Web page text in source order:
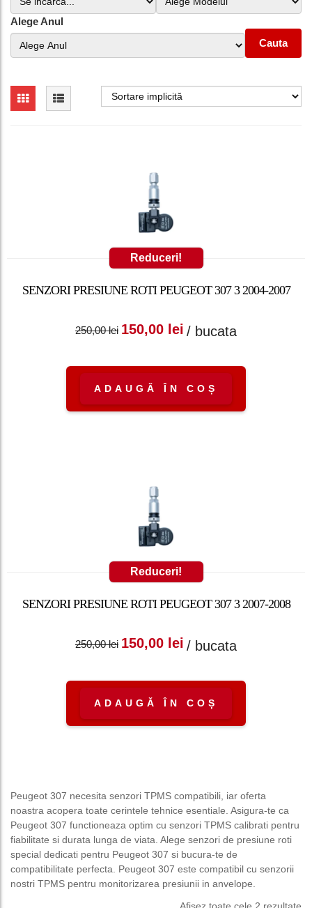
Alege Anul
Cauta
Reduceri!
SENZORI PRESIUNE ROTI PEUGEOT 307 3 2004-2007
250,00lei
Prețul inițial a fost:
150,00 lei
Prețul curent
/ bucata
ADAUGĂ ÎN COȘ
Reduceri!
SENZORI PRESIUNE ROTI PEUGEOT 307 3 2007-2008
250,00lei
Prețul inițial a fost:
150,00 lei
Prețul curent
/ bucata
ADAUGĂ ÎN COȘ
Peugeot 307 necesita senzori TPMS compatibili, iar oferta
noastra acopera toate cerintele tehnice esentiale. Asigura-te ca
Peugeot 307 functioneaza optim cu senzori TPMS calibrati pentru
fiabilitate si durata lunga de viata. Alege senzori de presiune roti
special dedicati pentru Peugeot 307 si bucura-te de
compatibilitate perfecta. Peugeot 307 este compatibil cu senzorii
nostri TPMS pentru monitorizarea presiunii in anvelope.
Afișez toate cele 2 rezultate